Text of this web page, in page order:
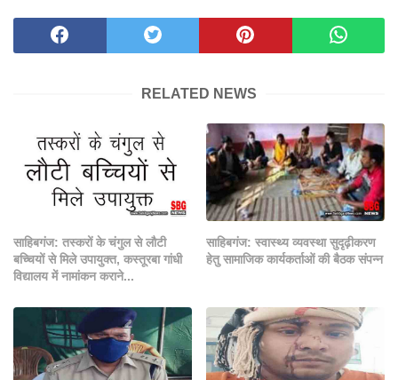
RELATED NEWS
साहिबगंज: तस्करों के चंगुल से लौटी
बच्चियों से मिले उपायुक्त, कस्तूरबा गांधी
विद्यालय में नामांकन कराने...
साहिबगंज: स्वास्थ्य व्यवस्था सुदृढ़ीकरण
हेतु सामाजिक कार्यकर्ताओं की बैठक संपन्न